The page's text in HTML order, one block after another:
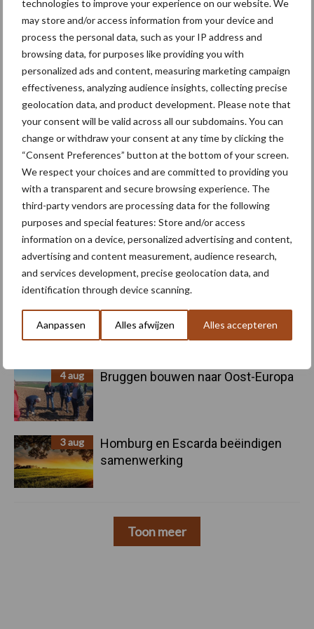
technologies to improve your experience on our website. We
may store and/or access information from your device and
process the personal data, such as your IP address and
browsing data, for purposes like providing you with
personalized ads and content, measuring marketing campaign
effectiveness, analyzing audience insights, collecting precise
geolocation data, and product development. Please note that
your consent will be valid across all our subdomains. You can
change or withdraw your consent at any time by clicking the
“Consent Preferences” button at the bottom of your screen.
We respect your choices and are committed to providing you
with a transparent and secure browsing experience. The
third-party vendors are processing data for the following
purposes and special features: Store and/or access
information on a device, personalized advertising and content,
advertising and content measurement, audience research,
and services development, precise geolocation data, and
identification through device scanning.
Aanpassen Alles afwijzen Alles accepteren
Primaire
Sidebar
Recent nieuws Partner nieuws
6 aug
"Hoge verwachtingen van schijven
voor kouters"
5 aug
Oogst biologische aardappelen in
volle gang
5 aug
Nieuwe compacte gedragen
pootcombinatie van AVR
4 aug Bruggen bouwen naar Oost-Europa
3 aug
Homburg en Escarda beëindigen
samenwerking
Toon meer
Toon meer